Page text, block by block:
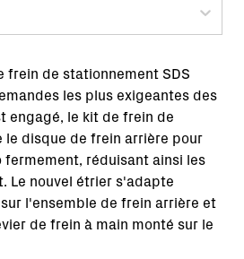
frein de stationnement SDS
les plus exigeantes des
engagé, le kit de frein de
disque de frein arrière pour
réduisant ainsi les
Le nouvel étrier s'adapte
l'ensemble de frein arrière et
de frein à main monté sur le